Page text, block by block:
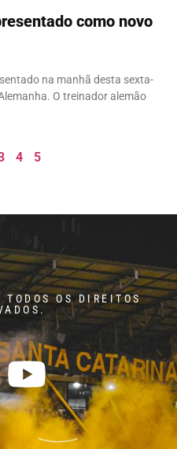
como novo
na manhã desta sexta-
O treinador alemão
4 5
OS DIREITOS